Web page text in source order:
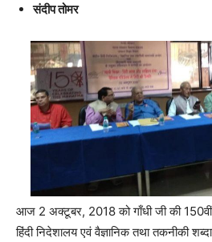
संदीप तोमर
आज 2 अक्टूबर, 2018 को गाँधी जी की
हिंदी निदेशालय एवं वैज्ञानिक तथा तकनीकी